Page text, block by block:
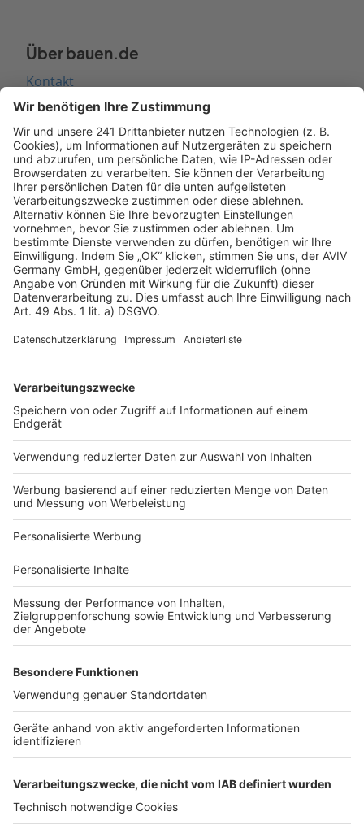
Über bauen.de
Kontakt
Seitenaufbau
Barrierefreiheit
Cookie Einstellungen
Rechtliches
AGB-Übersicht
Datenschutz
Impressum
Services
Bauprojekt-Quiz
Häuser-Suche
Hausanbieter-Suche
Bauprojekt-Profil
Für Unternehmen
Ihre Baufirma auf bauen.de
Kostenloses Infogespräch